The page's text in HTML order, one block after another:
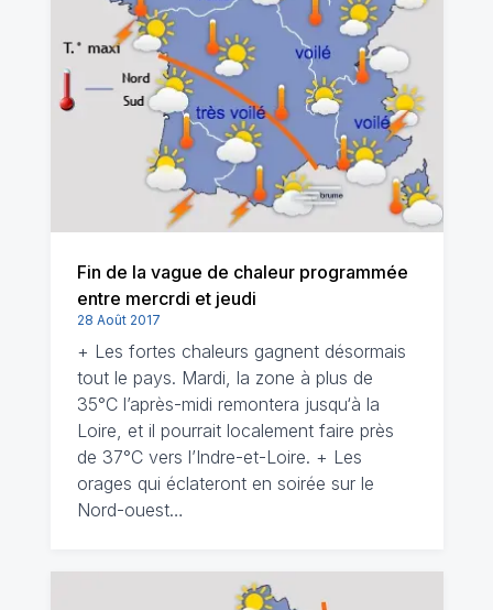
Fin de la vague de chaleur programmée
entre mercrdi et jeudi
28 Août 2017
+ Les fortes chaleurs gagnent désormais
tout le pays. Mardi, la zone à plus de
35°C l’après-midi remontera jusqu‘à la
Loire, et il pourrait localement faire près
de 37°C vers l’Indre-et-Loire. + Les
orages qui éclateront en soirée sur le
Nord-ouest…